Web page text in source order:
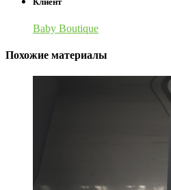
Baby Boutique
Похожие материалы